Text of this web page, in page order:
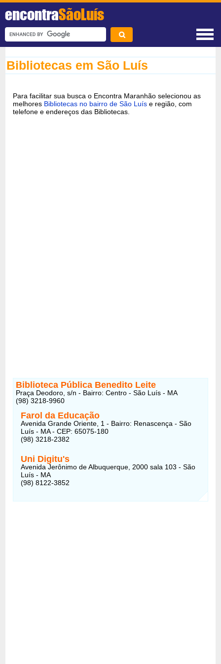
encontraSãoLuís
Bibliotecas em São Luís
Para facilitar sua busca o Encontra Maranhão selecionou as
melhores Bibliotecas no bairro de São Luís e região, com
telefone e endereços das Bibliotecas.
Biblioteca Pública Benedito Leite
Praça Deodoro, s/n - Bairro: Centro - São Luís - MA
(98) 3218-9960
Farol da Educação
Avenida Grande Oriente, 1 - Bairro: Renascença - São
Luís - MA - CEP: 65075-180
(98) 3218-2382
Uni Digitu's
Avenida Jerônimo de Albuquerque, 2000 sala 103 - São
Luís - MA
(98) 8122-3852